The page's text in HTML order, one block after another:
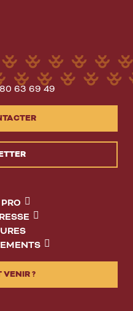
80 63 69 49
VENIR ?